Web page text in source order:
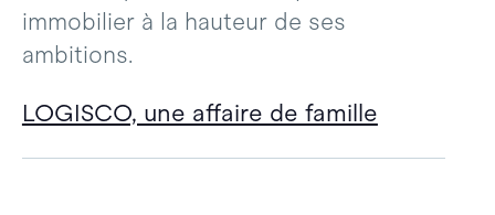
immobilier à la hauteur de ses
ambitions.
LOGISCO, une affaire de famille